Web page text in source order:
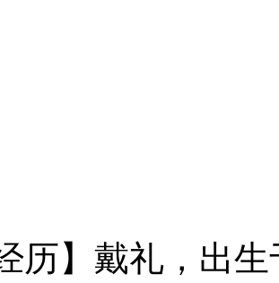
历】戴礼，出生